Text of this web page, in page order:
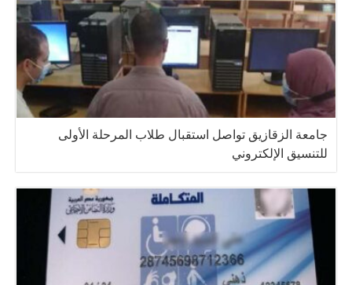
جامعة الزقازيق تواصل استقبال طلاب المرحلة الأولى
للتنسيق الإلكتروني